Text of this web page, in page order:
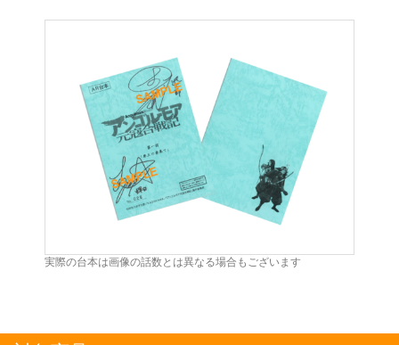
実際の台本は画像の話数とは異なる場合もございます